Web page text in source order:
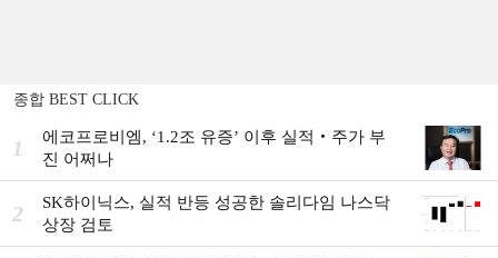
종합 BEST CLICK
1
에코프로비엠, ‘1.2조 유증’ 이후 실적‧주가 부
진 어쩌나
2
SK하이닉스, 실적 반등 성공한 솔리다임 나스닥
상장 검토